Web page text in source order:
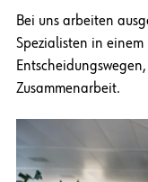
Bei uns arbeiten
Spezialisten in einem
Zusammenarbeit.